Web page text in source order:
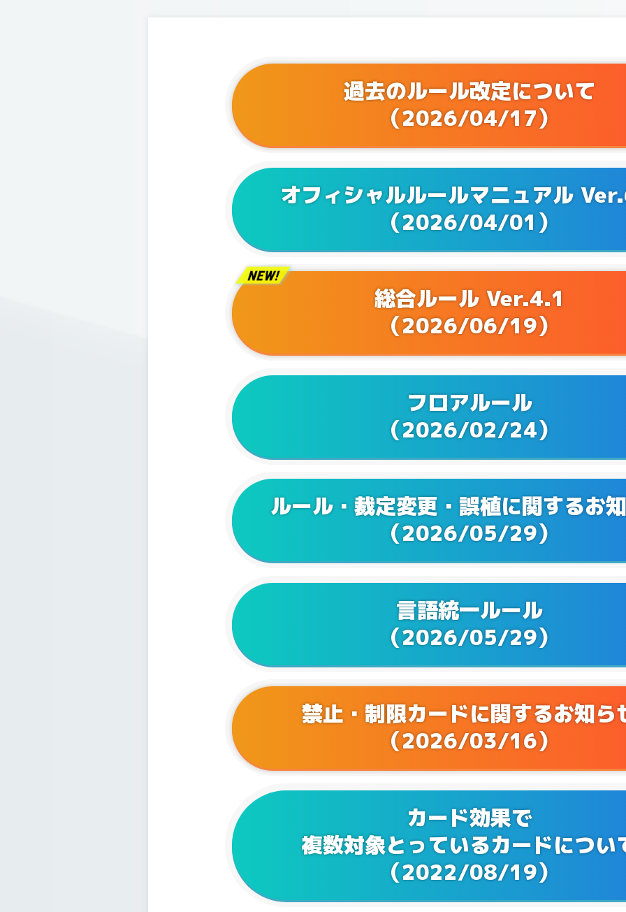
Q&Aを更新！
Q&Aを更新！
2025/06/25 Q&Aを更新！
2025/06/13 Q&Aを更新！
Q&Aを更新！
2025/04/04 Q&Aを更新！
Q&Aを更新！
Q&Aを更新！
2025/01/24 Q&Aを更新！
Q&Aを更新！
Q&Aを更新！
2024/08/01 Q&Aを更新！
Q&Aを更新！
Q&Aを更新！
Q&Aを更新！
2024/02/16 Q&Aを更新！
2023/12/15 Q&Aを更新！
Q&Aを更新！
2023/11/17 Q&Aを更新！
Q&Aを更新！
Q&Aを更新！
2023/08/25 Q&Aを更新！
過去のルール改定について
（2026/04/17）
オフィシャルルールマニュアル
（2026/04/01）
総合ルール Ver.4.1
（2026/06/19）
フロアルール
（2026/02/24）
ルール・裁定変更・誤植に関するお
（2026/05/29）
言語統一ルール
（2026/05/29）
禁止・制限カードに関するお知ら
（2026/03/16）
カード効果で
複数対象とっているカードについ
（2022/08/19）